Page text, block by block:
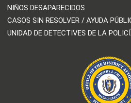
NIÑOS DESAPARECIDOS
CASOS SIN RESOLVER / AYUDA
UNIDAD DE DETECTIVES DE LA